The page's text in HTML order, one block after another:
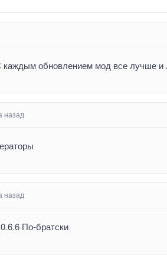
обновлением мод все лучше и
назад
назад
По-братски